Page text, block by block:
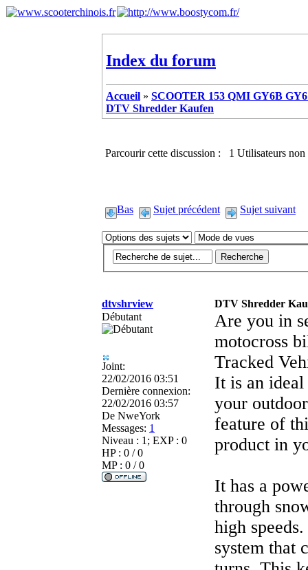
Index du forum
Accueil » SCOOTER 153 QMI GY6B
DTV Shredder Kaufen
Parcourir cette discussion : 1 Utilisateurs non
Bas Sujet précédent Sujet suivant
dtvshrview
DTV Shredder
Débutant
Joint:
22/02/2016 03:51
Dernière connexion:
22/02/2016 03:57
De NweYork
Messages: 1
Niveau : 1; EXP : 0
HP : 0 / 0
MP : 0 / 0
Are you in
motocross
Tracked
It is an
your
feature of
product in
It has a
through
high
system that